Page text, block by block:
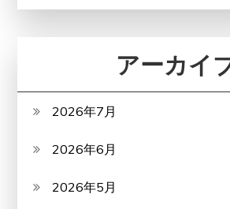
アーカイ
2026年7月
2026年6月
2026年5月